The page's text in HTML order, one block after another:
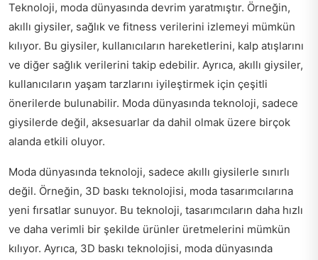
Teknoloji, moda dünyasında devrim yaratmıştır. Örneğin,
akıllı giysiler, sağlık ve fitness verilerini izlemeyi mümkün
kılıyor. Bu giysiler, kullanıcıların hareketlerini, kalp atışlarını
ve diğer sağlık verilerini takip edebilir. Ayrıca, akıllı giysiler,
kullanıcıların yaşam tarzlarını iyileştirmek için çeşitli
önerilerde bulunabilir. Moda dünyasında teknoloji, sadece
giysilerde değil, aksesuarlar da dahil olmak üzere birçok
alanda etkili oluyor.
Moda dünyasında teknoloji, sadece akıllı giysilerle sınırlı
değil. Örneğin, 3D baskı teknolojisi, moda tasarımcılarına
yeni fırsatlar sunuyor. Bu teknoloji, tasarımcıların daha hızlı
ve daha verimli bir şekilde ürünler üretmelerini mümkün
kılıyor. Ayrıca, 3D baskı teknolojisi, moda dünyasında